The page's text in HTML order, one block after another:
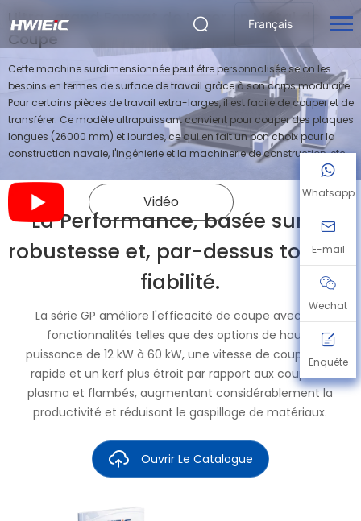
Français
Ultra-grand Format de Laser en Métal de
Coupe
Cette machine surdimensionnée peut être personnalisée selon les
besoins en termes de surface de travail grâce à son corps modulaire.
Pour certains pièces de travail extra-larges, il est facile de couper et de
transférer. Ce modèle ultrapuissant convient pour couper des plaques
longues (26000 mm) et lourdes, ce qui en fait un bon choix pour la
construction navale, l'ingénierie et la machinerie de construction, etc.
Vidéo
La Performance, basée sur la
robustesse et, par-dessus tout, la
fiabilité.
La série GP améliore l'efficacité de coupe avec des
fonctionnalités telles que des options de haute
puissance de 12 kW à 60 kW, une vitesse de coupe plus
rapide et un kerf plus étroit par rapport aux coupeurs
plasma et flambés, augmentant considérablement la
productivité et réduisant le gaspillage de matériaux.
Ouvrir Le Catalogue
Whatsapp
E-mail
Wechat
Enquête